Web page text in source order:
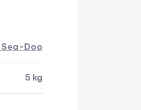
Doo
5 kg